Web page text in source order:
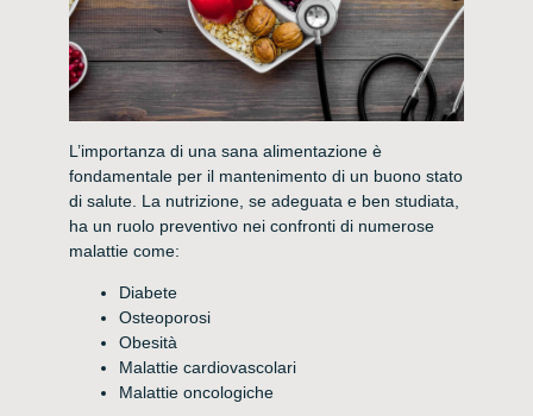
L’importanza di una sana alimentazione è
fondamentale per il mantenimento di un buono stato
di salute. La nutrizione, se adeguata e ben studiata,
ha un ruolo preventivo nei confronti di numerose
malattie come:
Diabete
Osteoporosi
Obesità
Malattie cardiovascolari
Malattie oncologiche